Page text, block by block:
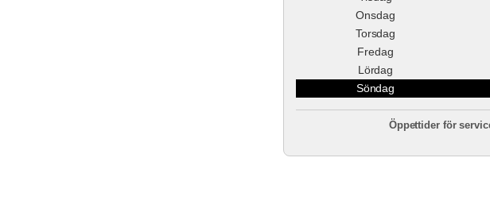
Onsdag
Torsdag
Fredag
Lördag
Söndag
Öppettider för